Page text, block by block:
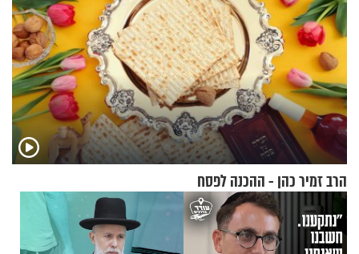
הרב זמיר כהן - ההכנה לפסח